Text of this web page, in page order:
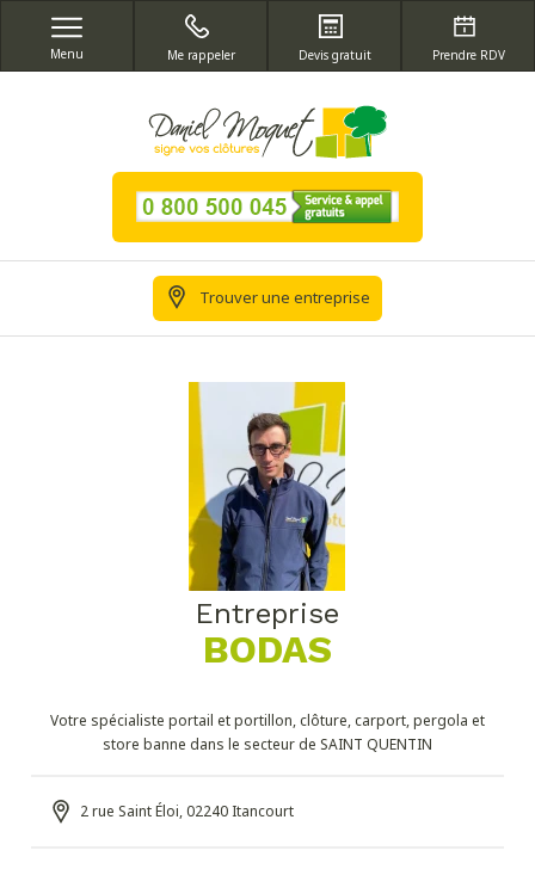
Menu Me rappeler Devis gratuit Prendre RDV
Trouver une entreprise
Entreprise
BODAS
Votre spécialiste portail et portillon, clôture, carport, pergola et
store banne dans le secteur de SAINT QUENTIN
2 rue Saint Éloi, 02240 Itancourt